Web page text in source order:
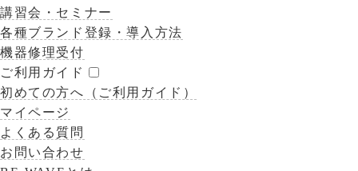
講習会・セミナー
各種ブランド登録・導入方法
機器修理受付
ご利用ガイド
初めての方へ（ご利用ガイド）
マイページ
よくある質問
お問い合わせ